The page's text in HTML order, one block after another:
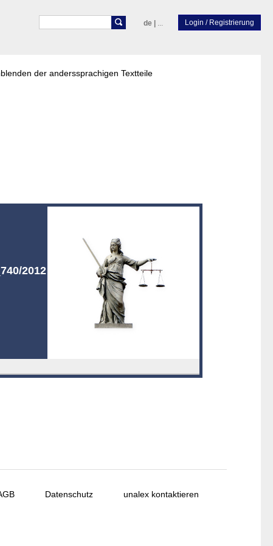
de |
der anderssprachigen Textteile
2012
Datenschutz unalex kontaktieren